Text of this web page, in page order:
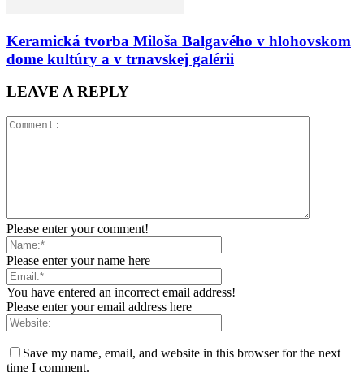
Keramická tvorba Miloša Balgavého v hlohovskom
dome kultúry a v trnavskej galérii
LEAVE A REPLY
Please enter your comment!
Please enter your name here
You have entered an incorrect email address!
Please enter your email address here
Save my name, email, and website in this browser for the next
time I comment.